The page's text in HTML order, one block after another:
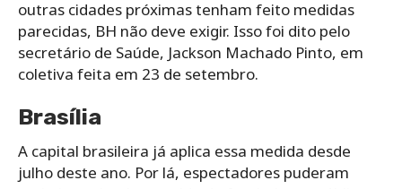
outras cidades próximas tenham feito medidas
parecidas, BH não deve exigir. Isso foi dito pelo
secretário de Saúde, Jackson Machado Pinto, em
coletiva feita em 23 de setembro.
Brasília
A capital brasileira já aplica essa medida desde
julho deste ano. Por lá, espectadores puderam